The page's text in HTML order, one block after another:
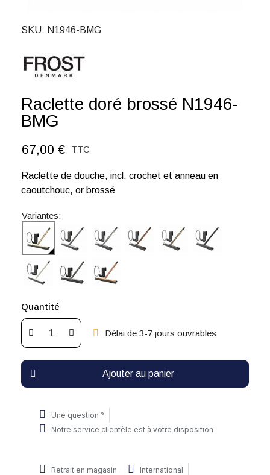
SKU N1946-BMG
Raclette doré brossé N1946-
BMG
67,00 € TTC
Raclette de douche, incl. crochet et anneau en
caoutchouc, or brossé
Variantes:
Quantité
Délai de 3-7 jours ouvrables
Ajouter au panier
Une question ?
Notre service clientèle est à votre disposition
Retrait en magasin
International